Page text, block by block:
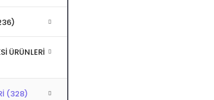
ÜRÜNLERİ
(328)